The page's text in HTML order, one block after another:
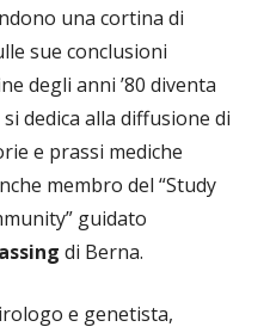
una cortina di
sue conclusioni
degli anni ’80 diventa
dedica alla diffusione di
e prassi mediche
membro del “Study
guidato
di Berna.
e genetista,